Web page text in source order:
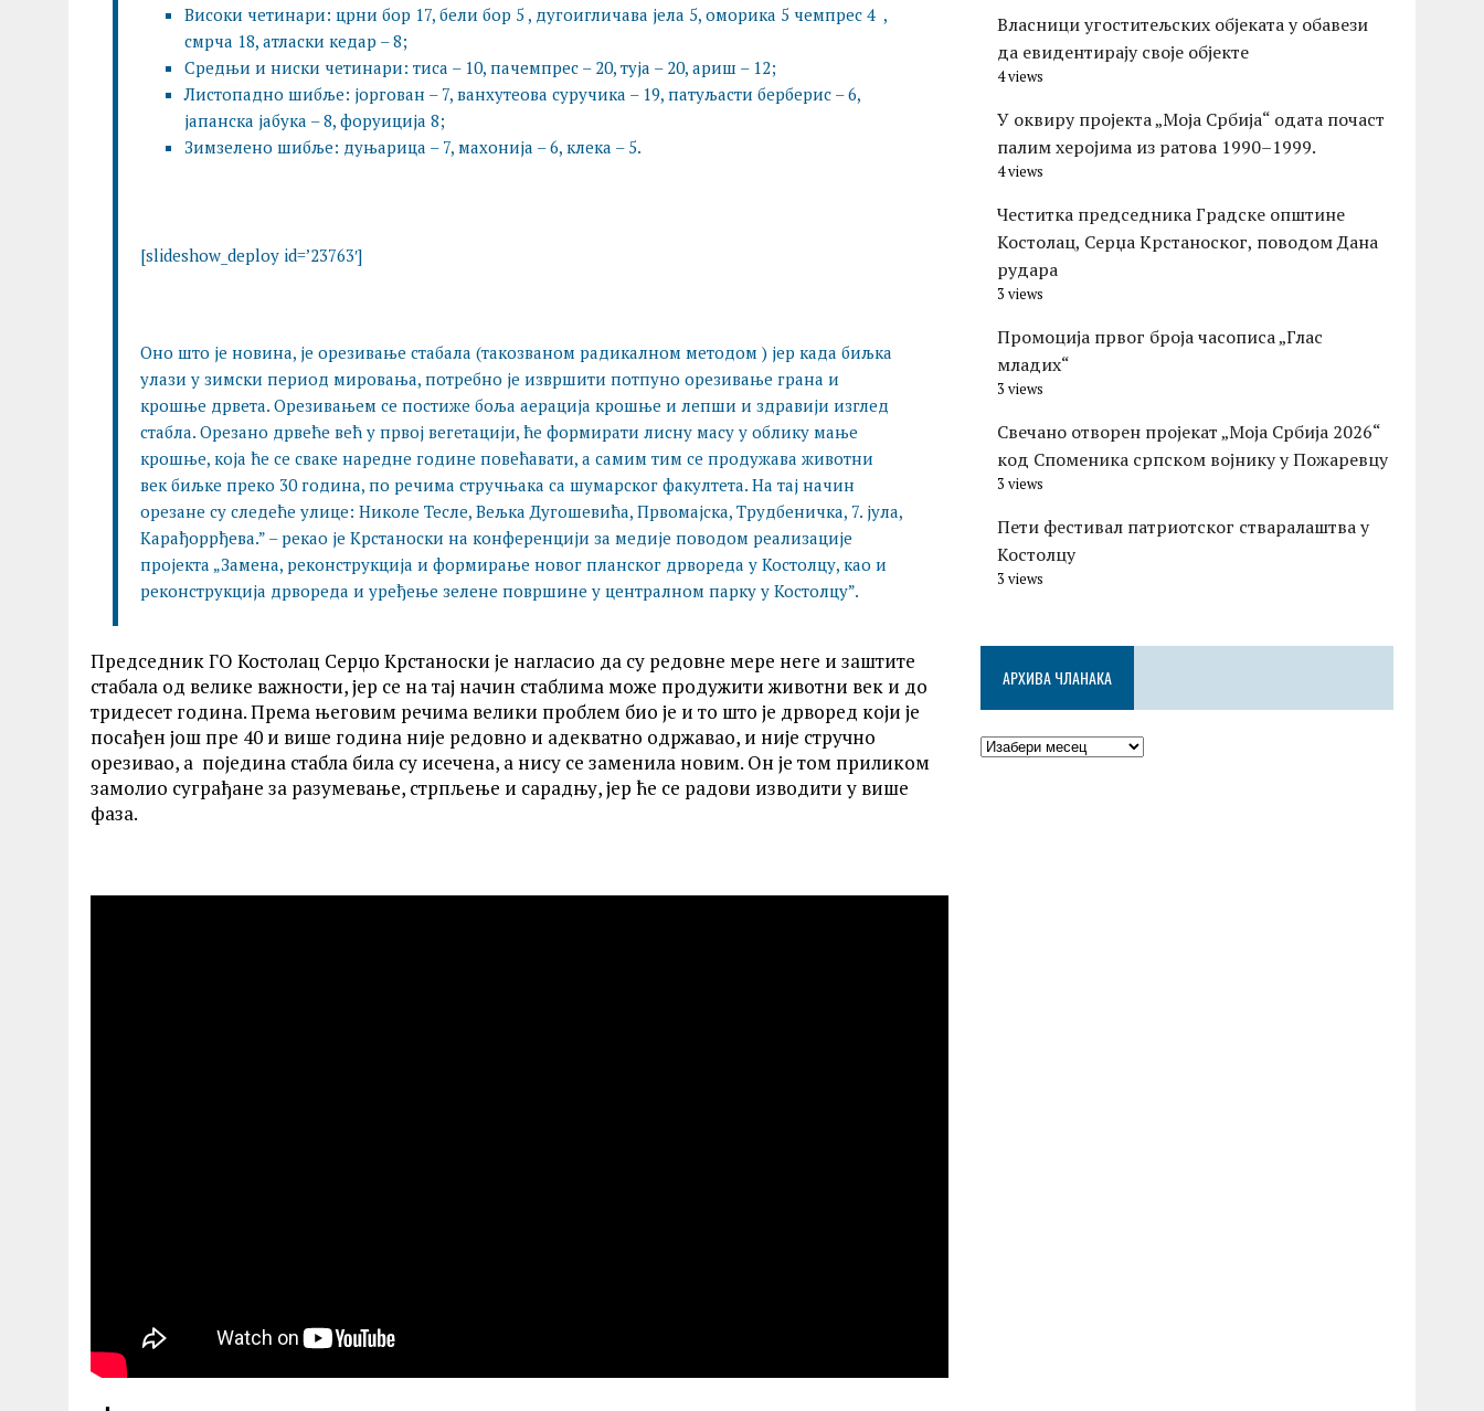
Високи четинари: црни бор 17, бели бор 5 , дугоигличава јела 5, оморика 5 чемпрес 4 ,
смрча 18, атласки кедар – 8;
Средњи и ниски четинари: тиса – 10, пачемпрес – 20, туја – 20, ариш – 12;
Листопадно шибље: јоргован – 7, ванхутеова суручика – 19, патуљасти берберис – 6,
јапанска јабука – 8, форуиција 8;
Зимзелено шибље: дуњарица – 7, махонија – 6, клека – 5.
[slideshow_deploy id=’23763′]
Оно што је новина, је орезивање стабала (такозваном радикалном методом ) јер када биљка
улази у зимски период мировања, потребно је извршити потпуно орезивање грана и
крошње дрвета. Орезивањем се постиже боља аерација крошње и лепши и здравији изглед
стабла. Орезано дрвеће већ у првој вегетацији, ће формирати лисну масу у облику мање
крошње, која ће се сваке наредне године повећавати, а самим тим се продужава животни
век биљке преко 30 година, по речима стручњака са шумарског факултета. На тај начин
орезане су следеће улице: Николе Тесле, Вељка Дугошевића, Првомајска, Трудбеничка, 7. јула,
Kарађоррђева.” – рекао је Крстаноски на конференцији за медије поводом реализације
пројекта „Замена, реконструкција и формирање новог планског дрвореда у Костолцу, као и
реконструкција дрвореда и уређење зелене површине у централном парку у Костолцу”.
Председник ГО Костолац Серџо Крстаноски је нагласио да су редовне мере неге и заштите
стабала од велике важности, јер се на тај начин стаблима може продужити животни век и до
тридесет година. Према његовим речима велики проблем био је и то што је дрворед који је
посађен још пре 40 и више година није редовно и адекватно одржавао, и није стручно
орезивао, а поједина стабла била су исечена, а нису се заменила новим. Он је том приликом
замолио суграђане за разумевање, стрпљење и сарадњу, јер ће се радови изводити у више
фаза.
Власници угоститељских објеката у обавези
да евидентирају своје објекте
4 views
У оквиру пројекта „Моја Србија“ одата почаст
палим херојима из ратова 1990–1999.
4 views
Честитка председника Градске општине
Костолац, Серџа Крстаноског, поводом Дана
рудара
3 views
Промоција првог броја часописа „Глас
младих“
3 views
Свечано отворен пројекат „Моја Србија 2026“
код Споменика српском војнику у Пожаревцу
3 views
Пети фестивал патриотског стваралаштва у
Костолцу
3 views
АРХИВА ЧЛАНАКА